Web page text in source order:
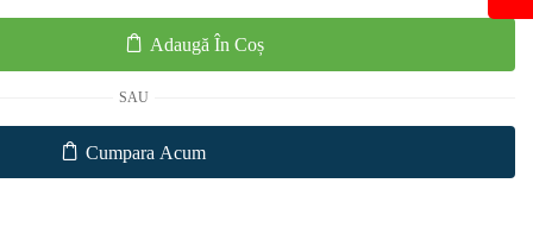
Adaugă În Coș
SAU
Cumpara Acum